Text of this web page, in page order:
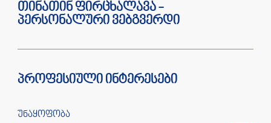
თინათინ ფირცხალავა -
პერსონალური ვებგვერდი
პროფესიული ინტერესები
უნაყოფობა